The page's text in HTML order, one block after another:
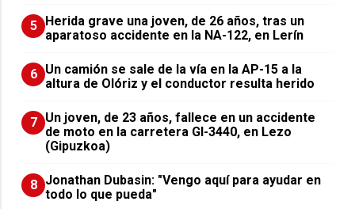
5 Herida grave una joven, de 26 años, tras un
aparatoso accidente en la NA-122, en Lerín
6 Un camión se sale de la vía en la AP-15 a la
altura de Olóriz y el conductor resulta herido
7 Un joven, de 23 años, fallece en un accidente
de moto en la carretera GI-3440, en Lezo
(Gipuzkoa)
8 Jonathan Dubasin: "Vengo aquí para ayudar en
todo lo que pueda"